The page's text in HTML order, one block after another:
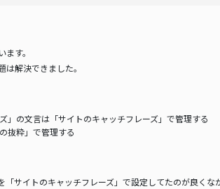
す。
解決できました。
」の文言は「サイトのキャッチフレーズ」で管理する
抜粋」で管理する
「サイトのキャッチフレーズ」で設定してたのが良くな